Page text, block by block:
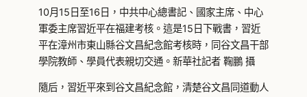
10月15日至16日，中共中心總書記、國家主席、中心
軍委主席習近平在福建考核。這是15日下戰書，習近
平在漳州市東山縣谷文昌紀念館考核時，同谷文昌干部
學院教師、學員代表親切交通。新華社記者 鞠鵬 攝
隨后，習近平來到谷文昌紀念館，清楚谷文昌同道動人